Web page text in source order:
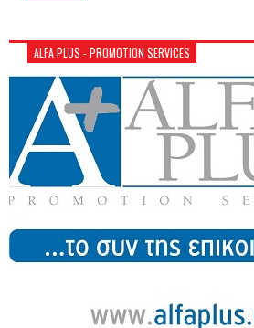
ALFA PLUS - PROMOTION SERVICES